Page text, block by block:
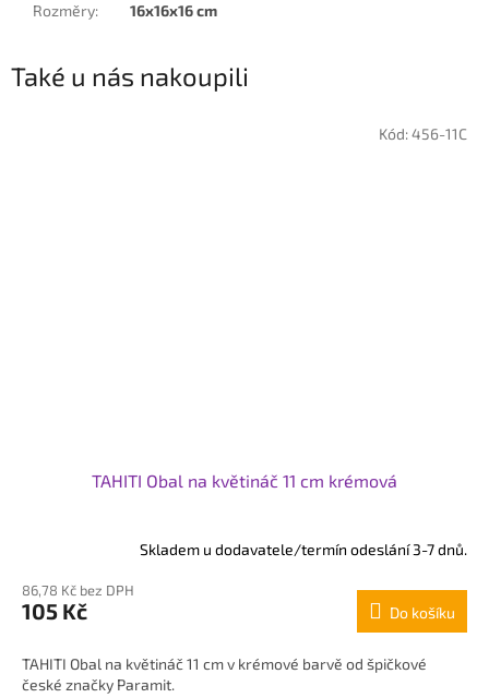
Rozměry: 16x16x16 cm
Také u nás nakoupili
TAHITI Obal na květináč 11 cm krémová
Skladem u dodavatele/termín odeslání 3-7 dnů.
86,78 Kč bez DPH
105 Kč Do košíku
TAHITI Obal na květináč 11 cm v krémové barvě od špičkové
české značky Paramit.
Kód:456-11C